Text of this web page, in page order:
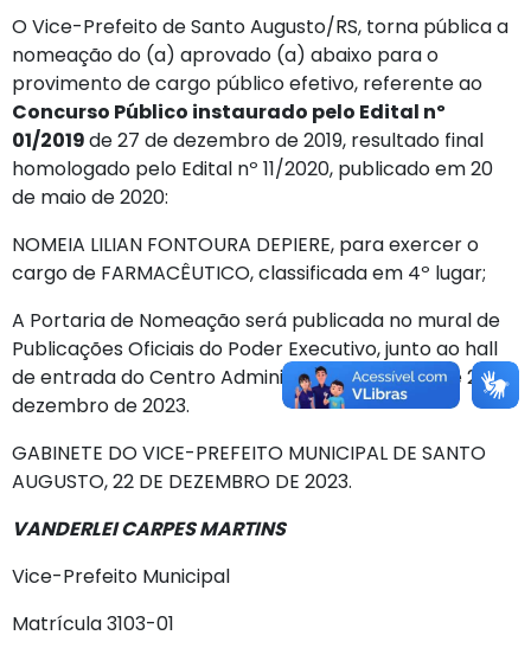
O Vice-Prefeito de Santo Augusto/RS, torna pública a
nomeação do (a) aprovado (a) abaixo para o
provimento de cargo público efetivo, referente ao
Concurso Público instaurado pelo Edital nº
01/2019de 27 de dezembro de 2019, resultado final
homologado pelo Edital nº 11/2020, publicado em 20
de maio de 2020:
NOMEIA LILIAN FONTOURA DEPIERE, para exercer o
cargo de FARMACÊUTICO, classificada em 4º lugar;
A Portaria de Nomeação será publicada no mural de
Publicações Oficiais do Poder Executivo, junto ao hall
de entrada do Centro Administrativo, a partir de 22 de
dezembro de 2023.
GABINETE DO VICE-PREFEITO MUNICIPAL DE SANTO
AUGUSTO, 22 DE DEZEMBRO DE 2023.
VANDERLEI CARPES MARTINS
Vice-Prefeito Municipal
Matrícula 3103-01